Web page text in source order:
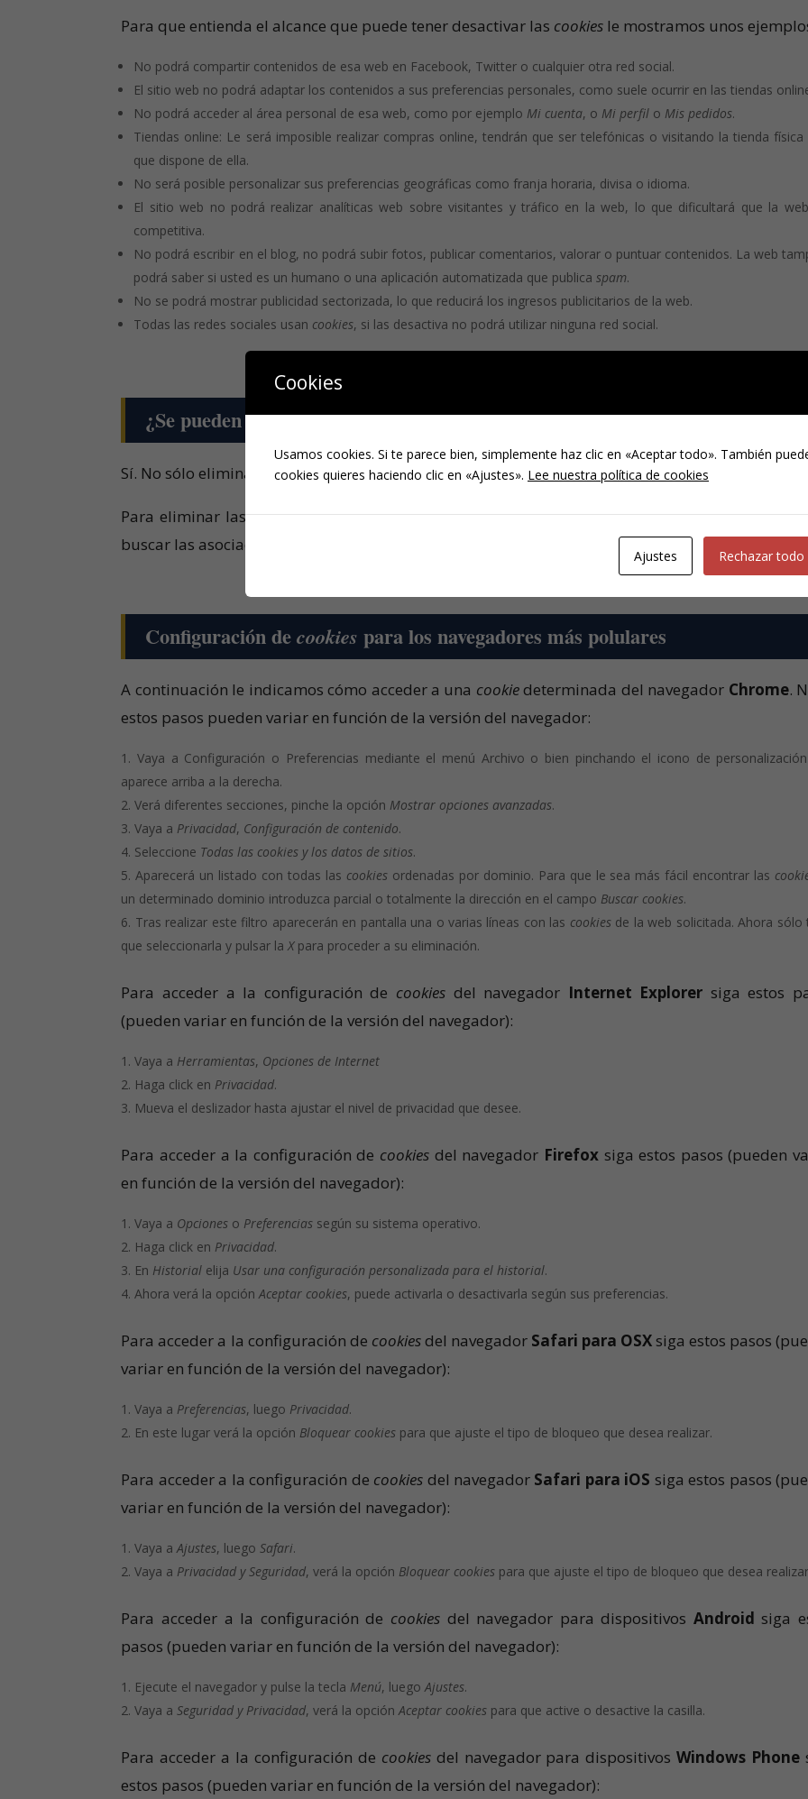
Para que entienda el alcance que puede tener desactivar las cookies le mostramos unos
No podrá compartir contenidos de esa web en Facebook, Twitter o cualquier otra red social.
El sitio web no podrá adaptar los contenidos a sus preferencias personales, como suele ocurrir en las tiendas
No podrá acceder al área personal de esa web, como por ejemplo Mi cuenta, o Mi perfil o Mis pedidos.
Tiendas online: Le será imposible realizar compras online, tendrán que ser telefónicas o visitando la tienda física
que dispone de ella.
No será posible personalizar sus preferencias geográficas como franja horaria, divisa o idioma.
El sitio web no podrá realizar analíticas web sobre visitantes y tráfico en la web, lo que dificultará que la
competitiva.
No podrá escribir en el blog, no podrá subir fotos, publicar comentarios, valorar o puntuar contenidos. La web
podrá saber si usted es un humano o una aplicación automatizada que publicaspam.
No se podrá mostrar publicidad sectorizada, lo que reducirá los ingresos publicitarios de la web.
Todas las redes sociales usan cookies, si las desactiva no podrá utilizar ninguna red social.
¿Se pueden eliminar lascookies?
Sí. No sólo eliminar, también bloquear, de forma general o particular para un dominio específico.
Para eliminar lascookiesde un sitio web debe ir a la configuración de su navegador y allí
buscar las asociadas al dominio en cuestión y proceder a su eliminación.
Configuración decookies para los navegadores más polulares
A continuación le indicamos cómo acceder a una cookiedeterminada del navegador Chrome.
estos pasos pueden variar en función de la versión del navegador:
Vaya a Configuración o Preferencias mediante el menú Archivo o bien pinchando el icono de
aparece arriba a la derecha.
Verá diferentes secciones, pinche la opción Mostrar opciones avanzadas.
Vaya a Privacidad, Configuración de contenido.
Seleccione Todas las cookies y los datos de sitios.
Aparecerá un listado con todas las cookiesordenadas por dominio. Para que le sea más fácil encontrar las
un determinado dominio introduzca parcial o totalmente la dirección en el campo Buscar cookies.
Tras realizar este filtro aparecerán en pantalla una o varias líneas con las cookiesde la web solicitada. Ahora sólo
que seleccionarla y pulsar laXpara proceder a su eliminación.
Para acceder a la configuración de cookiesdel navegador Internet Explorer siga estos
(pueden variar en función de la versión del navegador):
Vaya a Herramientas, Opciones de Internet
Haga click en Privacidad.
Mueva el deslizador hasta ajustar el nivel de privacidad que desee.
Para acceder a la configuración de cookies del navegador Firefoxsiga estos pasos (pueden
en función de la versión del navegador):
Vaya a Opciones o Preferencias según su sistema operativo.
Haga click en Privacidad.
En Historial elija Usar una configuración personalizada para el historial.
Ahora verá la opciónAceptar cookies, puede activarla o desactivarla según sus preferencias.
Para acceder a la configuración de cookiesdel navegador Safari para OSXsiga estos pasos
variar en función de la versión del navegador):
Vaya a Preferencias, luego Privacidad.
En este lugar verá la opción Bloquear cookies para que ajuste el tipo de bloqueo que desea realizar.
Para acceder a la configuración de cookies del navegador Safari para iOS siga estos pasos
variar en función de la versión del navegador):
Vaya aAjustes, luego Safari.
Vaya a Privacidad y Seguridad, verá la opción Bloquear cookies para que ajuste el tipo de bloqueo que desea
Para acceder a la configuración de cookiesdel navegador para dispositivos Android siga
pasos (pueden variar en función de la versión del navegador):
Ejecute el navegador y pulse la tecla Menú, luegoAjustes.
Vaya a Seguridad y Privacidad, verá la opciónAceptar cookies para que active o desactive la casilla.
Para acceder a la configuración de cookiesdel navegador para dispositivosWindows Phone
estos pasos (pueden variar en función de la versión del navegador):
Cookies
Usamos cookies. Si te parece bien, simplemente haz clic en «Aceptar todo». También
cookies quieres haciendo clic en «Ajustes». Lee nuestra política de cookies
Ajustes Rechazar todo